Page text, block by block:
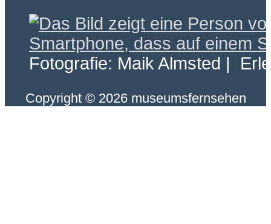
Fotografie: Maik Almsted |
Copyright © 2026 museumsfernsehen